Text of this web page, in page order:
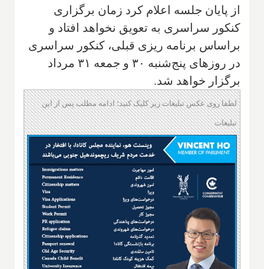
از پایان جلسه اعلام کرد زمان برگزاری
کنکور سراسری به تعویق نخواهد افتاد و
براساس برنامه ریزی قبلی، کنکور سراسری
در روزهای پنج‌شنبه ۳۰ و جمعه ۳۱ مرداد
برگزار خواهد شد.
لطفا روی عکس تبلیغات زیر کلیک کنید؛ ادامه مطلب پس از این
تبلیغات